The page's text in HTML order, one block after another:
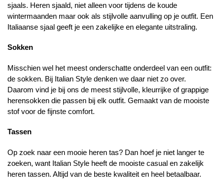
sjaals. Heren sjaald, niet alleen voor tijdens de koude
wintermaanden maar ook als stijlvolle aanvulling op je outfit. Een
Italiaanse sjaal geeft je een zakelijke en elegante uitstraling.
Sokken
Misschien wel het meest onderschatte onderdeel van een outfit:
de sokken. Bij Italian Style denken we daar niet zo over.
Daarom vind je bij ons de meest stijlvolle, kleurrijke of grappige
herensokken die passen bij elk outfit. Gemaakt van de mooiste
stof voor de fijnste comfort.
Tassen
Op zoek naar een mooie heren tas? Dan hoef je niet langer te
zoeken, want Italian Style heeft de mooiste casual en zakelijk
heren tassen. Altijd van de beste kwaliteit en heel betaalbaar.